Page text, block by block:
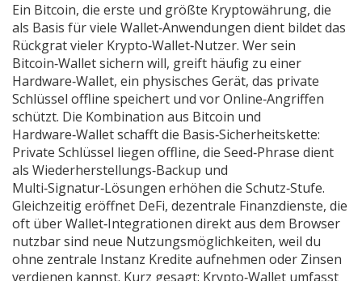
Ein Bitcoin, die erste und größte Kryptowährung, die
als Basis für viele Wallet‑Anwendungen dient bildet das
Rückgrat vieler Krypto‑Wallet‑Nutzer. Wer sein
Bitcoin‑Wallet sichern will, greift häufig zu einer
Hardware‑Wallet, ein physisches Gerät, das private
Schlüssel offline speichert und vor Online‑Angriffen
schützt. Die Kombination aus Bitcoin und
Hardware‑Wallet schafft die Basis‑Sicherheitskette:
Private Schlüssel liegen offline, die Seed‑Phrase dient
als Wiederherstellungs‑Backup und
Multi‑Signatur‑Lösungen erhöhen die Schutz‑Stufe.
Gleichzeitig eröffnet DeFi, dezentrale Finanzdienste, die
oft über Wallet‑Integrationen direkt aus dem Browser
nutzbar sind neue Nutzungsmöglichkeiten, weil du
ohne zentrale Instanz Kredite aufnehmen oder Zinsen
verdienen kannst. Kurz gesagt: Krypto‑Wallet umfasst